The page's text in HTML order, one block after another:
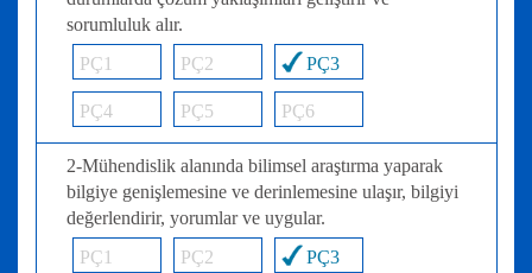
sorumluluk alır.
PÇ1
PÇ2 PÇ3
PÇ4 PÇ5 PÇ6
2-Mühendislik alanında bilimsel araştırma yaparak
bilgiye genişlemesine ve derinlemesine ulaşır, bilgiyi
değerlendirir, yorumlar ve uygular.
PÇ1
PÇ2 PÇ3